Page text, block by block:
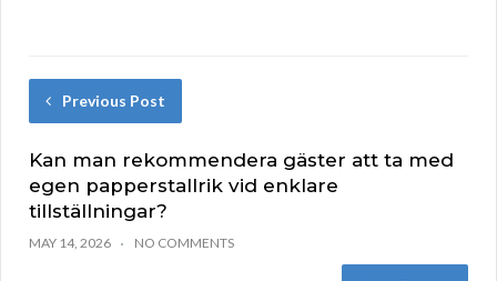
Previous Post
Kan man rekommendera gäster att ta med
egen papperstallrik vid enklare
tillställningar?
MAY 14, 2026 NO COMMENTS